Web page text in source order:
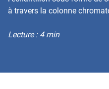
à travers la colonne
Lecture : 4 min